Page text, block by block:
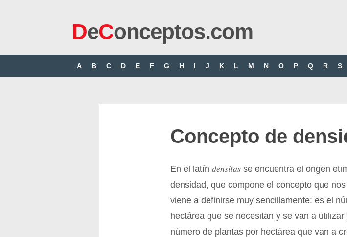
DeConceptos.com
A B C D E F G H I J K L M N O P Q R S
Concepto de
En el latíndensitasse encuentra el origen
densidad, que compone el concepto que
viene a definirse muy sencillamente: es el
hectárea que se necesitan y se van a
número de plantas por hectárea que van a